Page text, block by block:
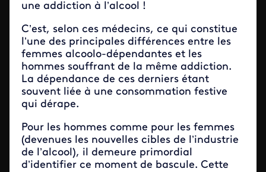
une addiction à l’alcool !
C’est, selon ces médecins, ce qui constitue
l’une des principales différences entre les
femmes alcoolo-dépendantes et les
hommes souffrant de la même addiction.
La dépendance de ces derniers étant
souvent liée à une consommation festive
qui dérape.
Pour les hommes comme pour les femmes
(devenues les nouvelles cibles de l’industrie
de l’alcool), il demeure primordial
d’identifier ce moment de bascule. Cette